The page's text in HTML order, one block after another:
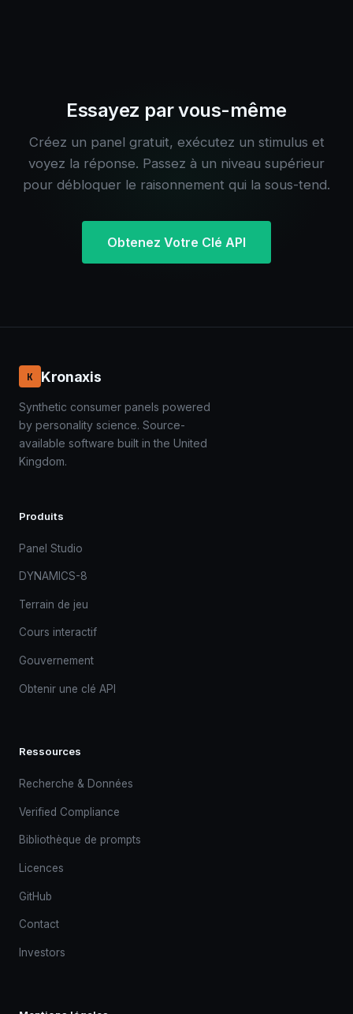
Essayez par vous-même
Créez un panel gratuit, exécutez un stimulus et
voyez la réponse. Passez à un niveau supérieur
pour débloquer le raisonnement qui la sous-tend.
Obtenez Votre Clé API
K Kronaxis
Synthetic consumer panels powered
by personality science. Source-
available software built in the United
Kingdom.
Produits
Panel Studio
DYNAMICS-8
Terrain de jeu
Cours interactif
Gouvernement
Obtenir une clé API
Ressources
Recherche & Données
Verified Compliance
Bibliothèque de prompts
Licences
GitHub
Contact
Investors